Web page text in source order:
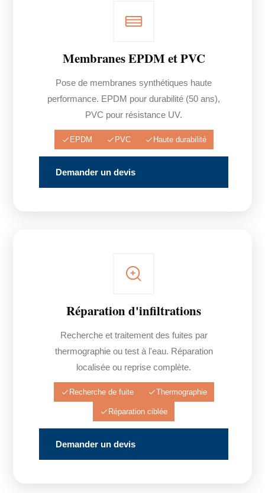
Membranes EPDM et PVC
Pose de membranes synthétiques haute
performance. EPDM pour durabilité (50 ans),
PVC pour résistance UV.
EPDM PVC Haute durabilité
Demander un devis
Réparation d'infiltrations
Recherche et traitement des fuites par
thermographie ou test à l'eau. Réparation
localisée ou reprise complète.
Recherche de fuite Thermographie
Réparation ciblée
Demander un devis